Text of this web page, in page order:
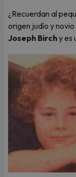
¿Recuerdan al
origen judío y novio
Joseph Birchy es